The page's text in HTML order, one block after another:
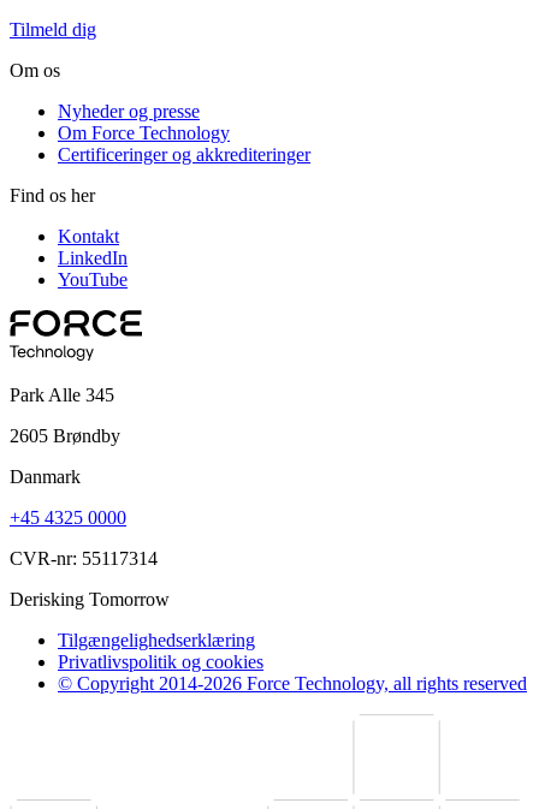
Tilmeld dig
Om os
Nyheder og presse
Om Force Technology
Certificeringer og akkrediteringer
Find os her
Kontakt
LinkedIn
YouTube
Park Alle 345
2605 Brøndby
Danmark
+45 4325 0000
CVR-nr: 55117314
Derisking Tomorrow
Tilgængelighedserklæring
Privatlivspolitik og cookies
© Copyright 2014-2026 Force Technology, all rights reserved